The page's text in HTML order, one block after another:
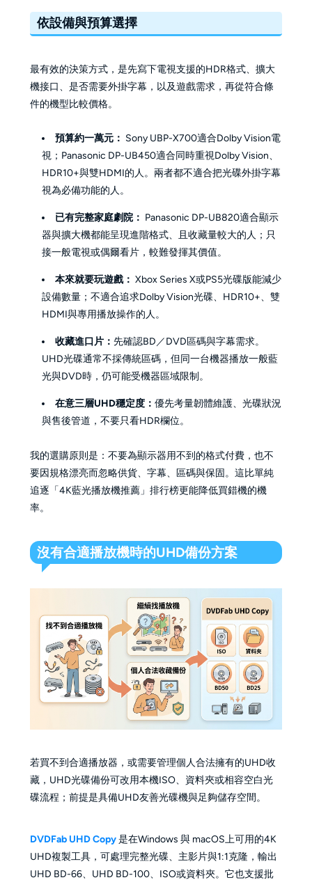
依設備與預算選擇
最有效的決策方式，是先寫下電視支援的HDR格式、擴大
機接口、是否需要外掛字幕，以及遊戲需求，再從符合條
件的機型比較價格。
預算約一萬元： Sony UBP-X700適合Dolby Vision電
視；Panasonic DP-UB450適合同時重視Dolby Vision、
HDR10+與雙HDMI的人。兩者都不適合把光碟外掛字幕
視為必備功能的人。
已有完整家庭劇院： Panasonic DP-UB820適合顯示
器與擴大機都能呈現進階格式、且收藏量較大的人；只
接一般電視或偶爾看片，較難發揮其價值。
本來就要玩遊戲： Xbox Series X或PS5光碟版能減少
設備數量；不適合追求Dolby Vision光碟、HDR10+、雙
HDMI與專用播放操作的人。
收藏進口片：先確認BD／DVD區碼與字幕需求。
UHD光碟通常不採傳統區碼，但同一台機器播放一般藍
光與DVD時，仍可能受機器區域限制。
在意三層UHD穩定度：優先考量韌體維護、光碟狀況
與售後管道，不要只看HDR欄位。
我的選購原則是：不要為顯示器用不到的格式付費，也不
要因規格漂亮而忽略供貨、字幕、區碼與保固。這比單純
追逐「4K藍光播放機推薦」排行榜更能降低買錯機的機
率。
沒有合適播放機時的UHD備份方案
若買不到合適播放器，或需要管理個人合法擁有的UHD收
藏，UHD光碟備份可改用本機ISO、資料夾或相容空白光
碟流程；前提是具備UHD友善光碟機與足夠儲存空間。
DVDFab UHD Copy是在Windows 與 macOS上可用的4K
UHD複製工具，可處理完整光碟、主影片與1:1克隆，輸出
UHD BD-66、UHD BD-100、ISO或資料夾。它也支援批